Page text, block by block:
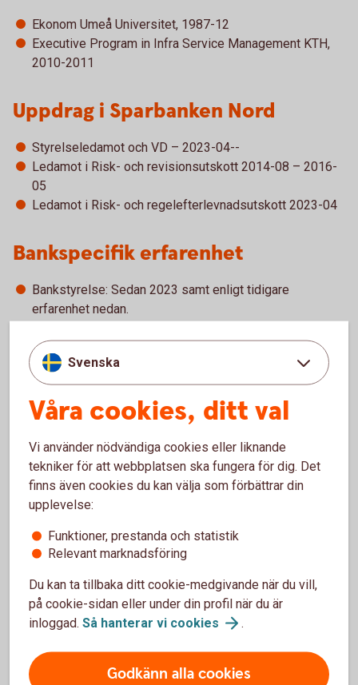
Ekonom Umeå Universitet, 1987-12
Executive Program in Infra Service Management KTH,
2010-2011
Uppdrag i Sparbanken Nord
Styrelseledamot och VD – 2023-04--
Ledamot i Risk- och revisionsutskott 2014-08 – 2016-
05
Ledamot i Risk- och regelefterlevnadsutskott 2023-04
Bankspecifik erfarenhet
Bankstyrelse: Sedan 2023 samt enligt tidigare
erfarenhet nedan.
Arbetslivserfarenhet
Sparbanken Nord, VD 2023-04
Tidigare erfarenheter
Luleå Science Park, ordförande, 2020-2022
Energiföretagen Sverige, styrelseledamot, 2012-2018
Luleåkraft AB, ordförande resp styrelseledamot, 2010-
2020
Bioenergi AB, ordförande resp styrelseledamot, 2010-
KFS/Sobona, energibranschråd, 2016-2020
Ett antal övriga styrelseuppdrag genom åren.
Svenska
Våra cookies, ditt val
Vi använder nödvändiga cookies eller liknande
tekniker för att webbplatsen ska fungera för dig. Det
finns även cookies du kan välja som förbättrar din
upplevelse:
Funktioner, prestanda och statistik
Relevant marknadsföring
Du kan ta tillbaka ditt cookie-medgivande när du vill,
på cookie-sidan eller under din profil när du är
inloggad. Så hanterar vi cookies .
Godkänn alla cookies